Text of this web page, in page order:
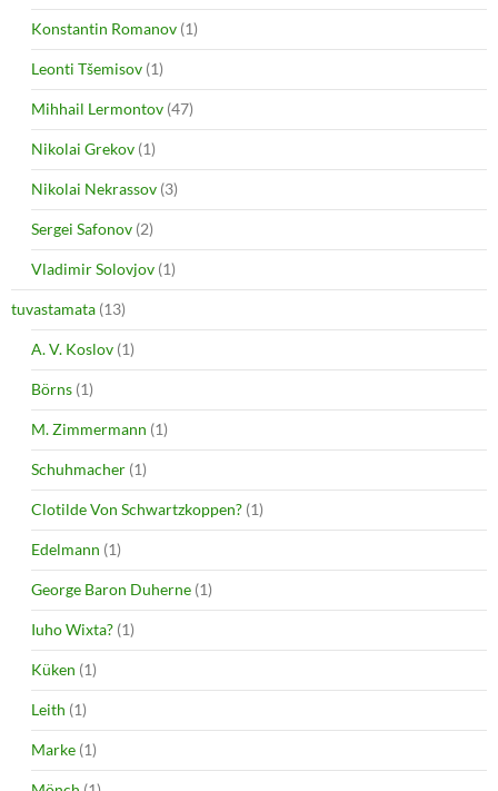
Konstantin Romanov (1)
Leonti Tšemisov (1)
Mihhail Lermontov (47)
Nikolai Grekov (1)
Nikolai Nekrassov (3)
Sergei Safonov (2)
Vladimir Solovjov (1)
tuvastamata (13)
A. V. Koslov (1)
Börns (1)
M. Zimmermann (1)
Schuhmacher (1)
Clotilde Von Schwartzkoppen? (1)
Edelmann (1)
George Baron Duherne (1)
Iuho Wixta? (1)
Küken (1)
Leith (1)
Marke (1)